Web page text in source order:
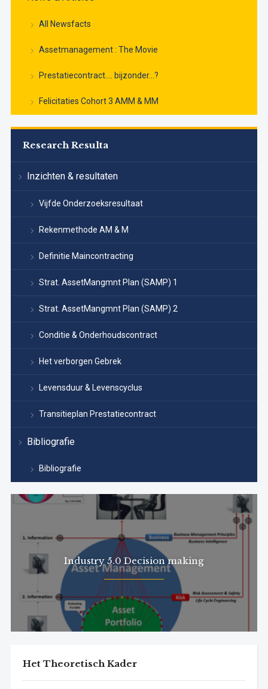
All Newsfacts
Assetmanagement : The Movie
Prestatiecontract…. bijzonder…?
Felicitaties Cohort 3 AMM & MM
Research Resulta
Inzichten & resultaten
Vijfde Onderzoeksresultaat
Rekenmethode AM & M
Definitie Maincontracting
Strat. AssetMangmnt Plan (SAMP) 1
Strat. AssetMangmnt Plan (SAMP) 2
Conditie & Onderhoudscontract
Het verborgen Gebrek
Levensduur & Levenscyclus
Transitieplan Prestatiecontract
Bibliografie
Bibliografie
Industry 5.0 Decision making
Het Theoretisch Kader